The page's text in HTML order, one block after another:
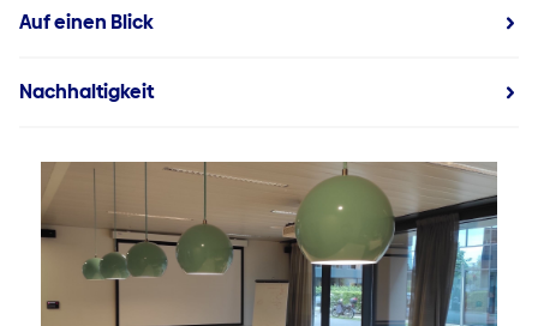
Auf einen Blick
Nachhaltigkeit